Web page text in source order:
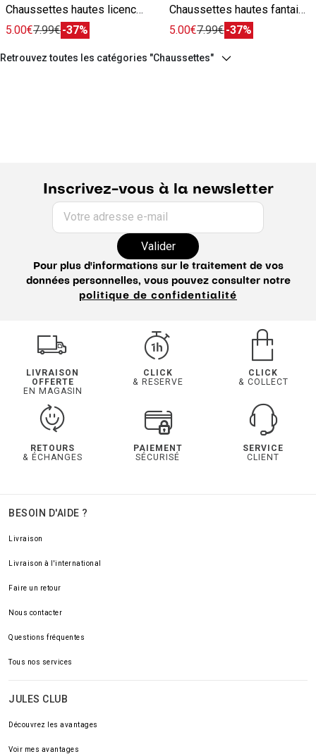
Chaussettes hautes licence L'Équipe blanc
5.00€7.99€-37%
Chaussettes hautes fantaisies licence L'Équipe blanc
5.00€7.99€-37%
Retrouvez toutes les catégories "Chaussettes"
Inscrivez-vous à la newsletter
Votre adresse e-mail
Valider
Pour plus d'informations sur le traitement de vos
données personnelles, vous pouvez consulter notre
politique de confidentialité
LIVRAISON
OFFERTE
EN MAGASIN
CLICK
& RESERVE
CLICK
& COLLECT
RETOURS
& ÉCHANGES
PAIEMENT
SÉCURISÉ
SERVICE
CLIENT
BESOIN D'AIDE ?
Livraison
Livraison à l'international
Faire un retour
Nous contacter
Questions fréquentes
Tous nos services
JULES CLUB
Découvrez les avantages
Voir mes avantages